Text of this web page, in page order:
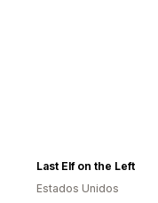
Last Elf on the Left
Estados Unidos